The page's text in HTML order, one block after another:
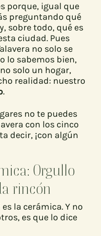
porque, igual que
preguntando qué
sobre todo, qué es
ciudad. Pues
no solo se
lo sabemos bien,
solo un hogar,
realidad: nuestro
.
no te puedes
con los cinco
decir, ¡con algún
Orgullo
rincón
la cerámica. Y no
es que lo dice